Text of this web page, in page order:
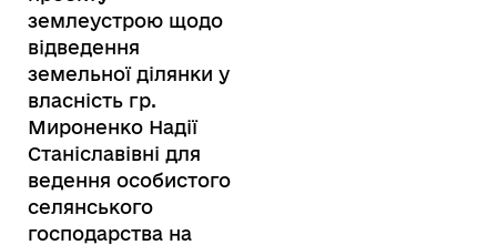
землеустрою щодо
відведення
земельної ділянки у
власність гр.
Мироненко Надії
Станіславівні для
ведення особистого
селянського
господарства на